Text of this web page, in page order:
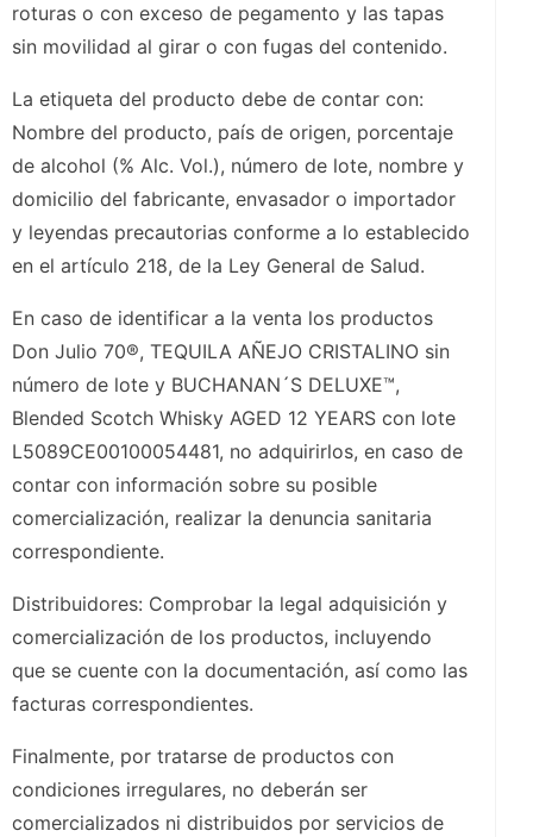
roturas o con exceso de pegamento y las tapas
sin movilidad al girar o con fugas del contenido.
La etiqueta del producto debe de contar con:
Nombre del producto, país de origen, porcentaje
de alcohol (% Alc. Vol.), número de lote, nombre y
domicilio del fabricante, envasador o importador
y leyendas precautorias conforme a lo establecido
en el artículo 218, de la Ley General de Salud.
En caso de identificar a la venta los productos
Don Julio 70®, TEQUILA AÑEJO CRISTALINO sin
número de lote y BUCHANAN´S DELUXE™,
Blended Scotch Whisky AGED 12 YEARS con lote
L5089CE00100054481, no adquirirlos, en caso de
contar con información sobre su posible
comercialización, realizar la denuncia sanitaria
correspondiente.
Distribuidores: Comprobar la legal adquisición y
comercialización de los productos, incluyendo
que se cuente con la documentación, así como las
facturas correspondientes.
Finalmente, por tratarse de productos con
condiciones irregulares, no deberán ser
comercializados ni distribuidos por servicios de